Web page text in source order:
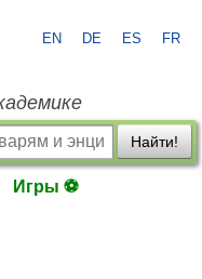
EN DE ES FR
Найти!
Игры ⚽